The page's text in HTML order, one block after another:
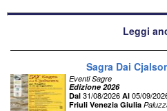
Leggi
Sagra Dai
Eventi Sagre
Edizione 2026
Dal 31/08/2026 Al 05/09/
Friuli Venezia Giulia